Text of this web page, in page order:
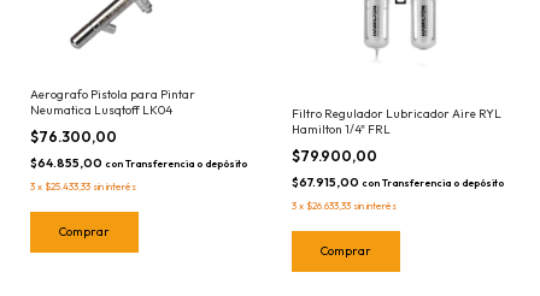
Aerografo Pistola para Pintar
Neumatica Lusqtoff LK04
$76.300,00
$64.855,00 con Transferencia o depósito
3 x $25.433,33 sin interés
Filtro Regulador Lubricador Aire RYL
Hamilton 1/4" FRL
$79.900,00
$67.915,00 con Transferencia o depósito
3 x $26.633,33 sin interés